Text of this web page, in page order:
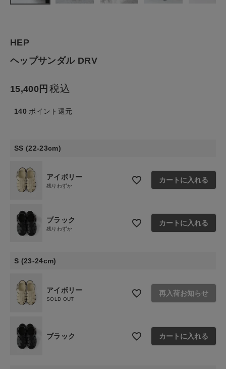
特集
ご利用ガイド
お問い合わせ
ショップリスト
HEP
ヘップサンダル DRV
15,400 税込
140 ポイント還元
SS (22-23cm)
アイボリー
残りわずか
カートに入れる
ブラック
残りわずか
カートに入れる
S (23-24cm)
アイボリー
SOLD OUT
再入荷お知らせ
ブラック カートに入れる